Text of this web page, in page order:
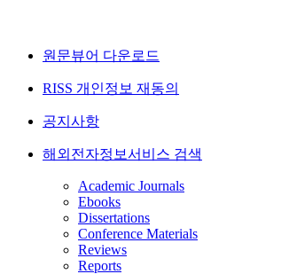
원문뷰어 다운로드
RISS 개인정보 재동의
공지사항
해외전자정보서비스 검색
Academic Journals
Ebooks
Dissertations
Conference Materials
Reviews
Reports